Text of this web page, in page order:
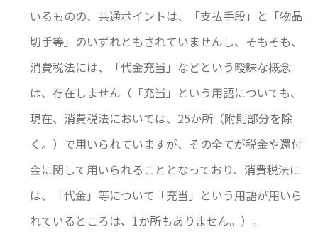
いるものの、共通ポイントは、「支払手段」と「物品
切手等」のいずれともされていませんし、そもそも、
消費税法には、「代金充当」などという曖昧な概念
は、存在しません（「充当」という用語についても、
現在、消費税法においては、25か所（附則部分を除
く。）で用いられていますが、その全てが税金や還付
金に関して用いられることとなっており、消費税法に
は、「代金」等について「充当」という用語が用いら
れているところは、1か所もありません。）。